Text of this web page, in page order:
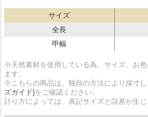
サイズ
全長
甲幅
※天然素材を使用している為、サイズ、お
ます。
※こちらの商品は、独自の方法により採寸
ズガイド]をご確認ください。
計り方によっては、表記サイズと誤差が生じ